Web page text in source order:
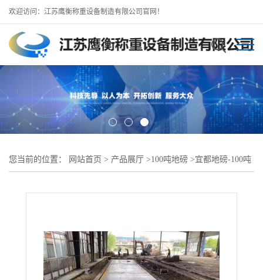
欢迎访问：江苏鹰衡称重设备制造有限公司官网！
您当前的位置： 网站首页 > 产品展厅 >100吨地磅 >宜都地磅-100吨